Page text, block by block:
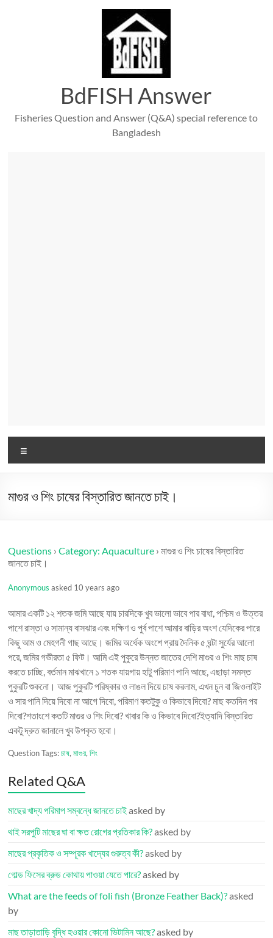
BdFISH Answer
Fisheries Question and Answer (Q&A) special reference to
Bangladesh
মাগুর ও শিং চাষের বিস্তারিত জানতে চাই।
Questions ›Category: Aquaculture ›মাগুর ও শিং চাষের বিস্তারিত
জানতে চাই।
Anonymous asked 10 years ago
আমার একটি ১২ শতক জমি আছে যায় চারদিকে খুব ভালো ভাবে পার বাধা, পশ্চিম ও উত্তর
পাশে রাস্তা ও সামান্য বাসঝার এবং দক্ষিণ ও পুর্ব পাশে আমার বাড়ির অংশ যেদিকের পারে
কিছু আম ও মেহগনী গাছ আছে। জমির অর্ধেক অংশে প্রায় দৈনিক ৫ ঘন্টা সুর্যের আলো
পরে, জমির গভীরতা ৫ ফিট। আমি এই পুকুরে উন্নত জাতের দেশি মাগুর ও শিং মাছ চাষ
করতে চাচ্ছি, বর্তমান মাঝখানে ১ শতক যায়গায় হাটু পরিমাণ পানি আছে, এছাড়া সমস্ত
পুকুরটি শুকনো। আজ পুকুরটি পরিষ্কার ও লাঙল দিয়ে চাষ করলাম, এখন চুন বা জিওলাইট
ও সার পানি দিয়ে দিবো না আগে দিবো, পরিমাণ কতটুকু ও কিভাবে দিবো? মাছ কতদিন পর
দিবো?শতাংশে কতটি মাগুর ও শিং দিবো? খাবার কি ও কিভাবে দিবো?ইত্যাদি বিস্তারিত
একটু দ্রুত জানালে খুব উপকৃত হবো।
Question Tags:চাষ,মাগুর,শিং
Related Q&A
মাছের খাদ্য পরিমাপ সম্বন্ধে জানতে চাইasked by
থাই সরপুটি মাছের ঘা বা ক্ষত রোগের প্রতিকার কি?asked by
মাছের প্রকৃতিক ও সম্পূরক খাদ্যের গুরুত্ব কী?asked by
গোল্ড ফিসের ব্রুড কোথায় পাওয়া যেতে পারে?asked by
What are the feeds of foli fish (Bronze Feather Back)?asked
by
মাছ তাড়াতাড়ি বৃদ্ধি হওয়ার কোনো ভিটামিন আছে?asked by